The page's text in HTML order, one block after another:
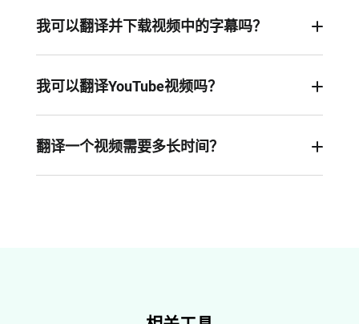
内容，并根据您的需要将其翻译成其他语言。只需
我可以翻译并下载视频中的字幕吗？
用我们的AI字幕生成器自动创建字幕。切换到AI翻
文件。
我可以翻译YouTube视频吗？
FlexClip编辑器即可。然后，您可以将其翻译成其
翻译一个视频需要多长时间？